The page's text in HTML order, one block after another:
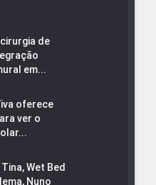
de
em...
oferece
ver o
Wet Bed
Nuno